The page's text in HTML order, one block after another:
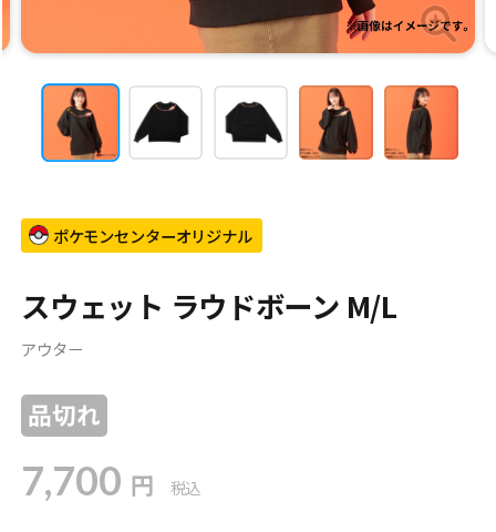
ポケモンセンターオリジナル
スウェット ラウドボーン M/L
アウター
品切れ
7,700 円 税込